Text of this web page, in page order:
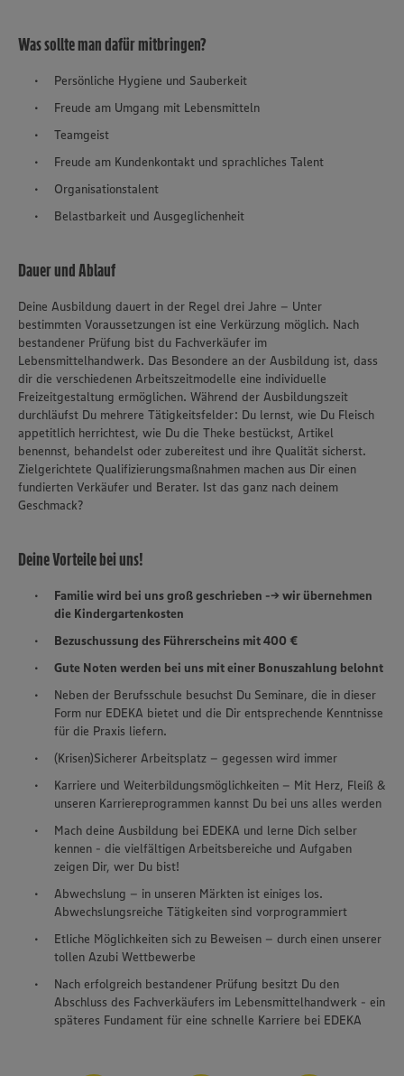
Was sollte man dafür mitbringen?
Persönliche Hygiene und Sauberkeit
Freude am Umgang mit Lebensmitteln
Teamgeist
Freude am Kundenkontakt und sprachliches Talent
Organisationstalent
Belastbarkeit und Ausgeglichenheit
Dauer und Ablauf
Deine Ausbildung dauert in der Regel drei Jahre – Unter
bestimmten Voraussetzungen ist eine Verkürzung möglich. Nach
bestandener Prüfung bist du Fachverkäufer im
Lebensmittelhandwerk. Das Besondere an der Ausbildung ist, dass
dir die verschiedenen Arbeitszeitmodelle eine individuelle
Freizeitgestaltung ermöglichen. Während der Ausbildungszeit
durchläufst Du mehrere Tätigkeitsfelder: Du lernst, wie Du Fleisch
appetitlich herrichtest, wie Du die Theke bestückst, Artikel
benennst, behandelst oder zubereitest und ihre Qualität sicherst.
Zielgerichtete Qualifizierungsmaßnahmen machen aus Dir einen
fundierten Verkäufer und Berater. Ist das ganz nach deinem
Geschmack?
Deine Vorteile bei uns!
Familie wird bei uns groß geschrieben --> wir übernehmen
die Kindergartenkosten
Bezuschussung des Führerscheins mit 400 €
Gute Noten werden bei uns mit einer Bonuszahlung belohnt
Neben der Berufsschule besuchst Du Seminare, die in dieser
Form nur EDEKA bietet und die Dir entsprechende Kenntnisse
für die Praxis liefern.
(Krisen)Sicherer Arbeitsplatz – gegessen wird immer
Karriere und Weiterbildungsmöglichkeiten – Mit Herz, Fleiß &
unseren Karriereprogrammen kannst Du bei uns alles werden
Mach deine Ausbildung bei EDEKA und lerne Dich selber
kennen - die vielfältigen Arbeitsbereiche und Aufgaben
zeigen Dir, wer Du bist!
Abwechslung – in unseren Märkten ist einiges los.
Abwechslungsreiche Tätigkeiten sind vorprogrammiert
Etliche Möglichkeiten sich zu Beweisen – durch einen unserer
tollen Azubi Wettbewerbe
Nach erfolgreich bestandener Prüfung besitzt Du den
Abschluss des Fachverkäufers im Lebensmittelhandwerk - ein
späteres Fundament für eine schnelle Karriere bei EDEKA